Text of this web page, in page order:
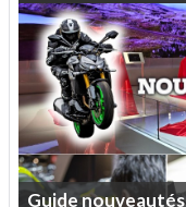
Guidenouveautés